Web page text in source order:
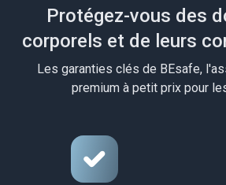
Protégez-vous des
corporels et de leurs
Les garanties clés de BEsafe,
premium à petit prix pour